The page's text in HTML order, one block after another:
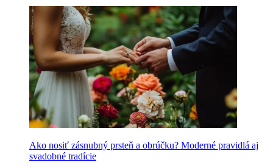
Ako nosiť zásnubný prsteň a obrúčku? Moderné pravidlá aj
svadobné tradície